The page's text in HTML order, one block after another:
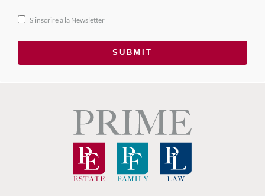
S'inscrire à la Newsletter
SUBMIT